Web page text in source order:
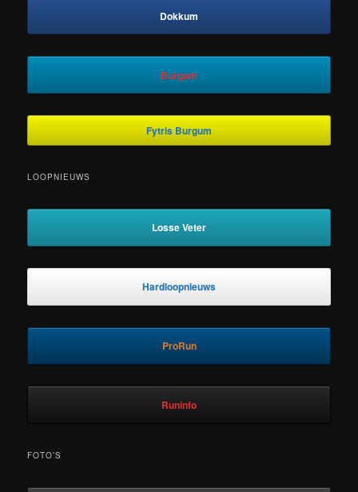
Dokkum
Burgum
Fytris Burgum
LOOPNIEUWS
Losse Veter
Hardloopnieuws
ProRun
Runinfo
FOTO’S